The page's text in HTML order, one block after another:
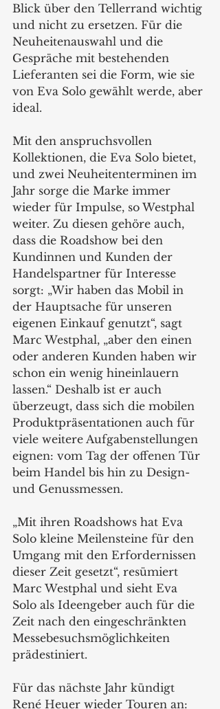
Blick über den Tellerrand wichtig
und nicht zu ersetzen. Für die
Neuheitenauswahl und die
Gespräche mit bestehenden
Lieferanten sei die Form, wie sie
von Eva Solo gewählt werde, aber
ideal.
Mit den anspruchsvollen
Kollektionen, die Eva Solo bietet,
und zwei Neuheitenterminen im
Jahr sorge die Marke immer
wieder für Impulse, so Westphal
weiter. Zu diesen gehöre auch,
dass die Roadshow bei den
Kundinnen und Kunden der
Handelspartner für Interesse
sorgt: „Wir haben das Mobil in
der Hauptsache für unseren
eigenen Einkauf genutzt“, sagt
Marc Westphal, „aber den einen
oder anderen Kunden haben wir
schon ein wenig hineinlauern
lassen.“ Deshalb ist er auch
überzeugt, dass sich die mobilen
Produktpräsentationen auch für
viele weitere Aufgabenstellungen
eignen: vom Tag der offenen Tür
beim Handel bis hin zu Design-
und Genussmessen.
„Mit ihren Roadshows hat Eva
Solo kleine Meilensteine für den
Umgang mit den Erfordernissen
dieser Zeit gesetzt“, resümiert
Marc Westphal und sieht Eva
Solo als Ideengeber auch für die
Zeit nach den eingeschränkten
Messebesuchsmöglichkeiten
prädestiniert.
Für das nächste Jahr kündigt
René Heuer wieder Touren an: